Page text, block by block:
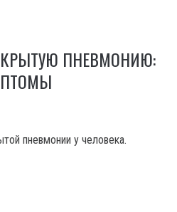
ПНЕВМОНИЮ:
пневмонии у человека.